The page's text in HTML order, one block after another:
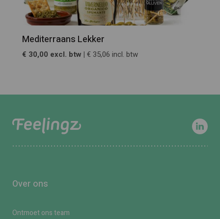
Mediterraans Lekker
€ 30,00 excl. btw | € 35,06 incl. btw
Over ons
Ontmoet ons team